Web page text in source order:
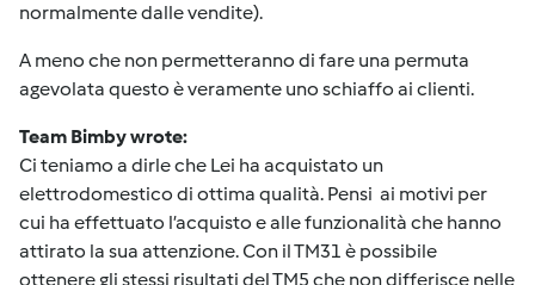
normalmente dalle vendite).
A meno che non permetteranno di fare una permuta
agevolata questo è veramente uno schiaffo ai clienti.
Team Bimby wrote:
Ci teniamo a dirle che Lei ha acquistato un
elettrodomestico di ottima qualità. Pensi ai motivi per
cui ha effettuato l’acquisto e alle funzionalità che hanno
attirato la sua attenzione. Con il TM31 è possibile
ottenere gli stessi risultati del TM5 che non differisce nelle